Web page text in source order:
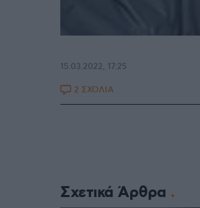
15.03.2022, 17:25
2 ΣΧΟΛΙΑ
Σχετικά Άρθρα